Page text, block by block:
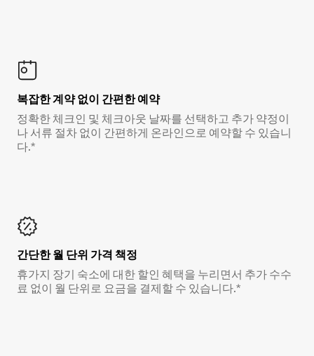
복잡한 계약 없이 간편한 예약
정확한 체크인 및 체크아웃 날짜를 선택하고 추가 약정이
나 서류 절차 없이 간편하게 온라인으로 예약할 수 있습니
다.*
간단한 월 단위 가격 책정
휴가지 장기 숙소에 대한 할인 혜택을 누리면서 추가 수수
료 없이 월 단위로 요금을 결제할 수 있습니다.*